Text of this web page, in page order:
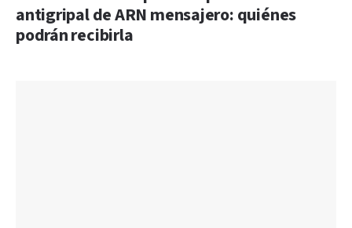
antigripal de ARN mensajero: quiénes
podrán recibirla